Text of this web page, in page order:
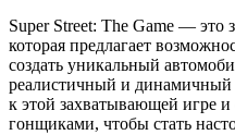
Super Street: The Game — это
которая предлагает
создать уникальный
реалистичный и динамичный
к этой захватывающей игре
гонщиками, чтобы стать